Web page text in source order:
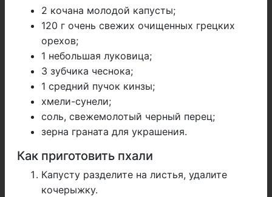
2 кочана молодой капусты;
120 г очень свежих очищенных грецких
орехов;
1 небольшая луковица;
3 зубчика чеснока;
1 средний пучок кинзы;
хмели-сунели;
соль, свежемолотый черный перец;
зерна граната для украшения.
Как приготовить пхали
Капусту разделите на листья, удалите
кочерыжку.